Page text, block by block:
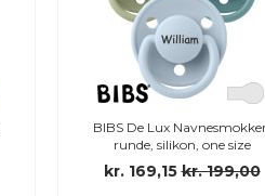
BIBS De Lux
runde, silikon, one size
kr. 169,15 kr. 199,00